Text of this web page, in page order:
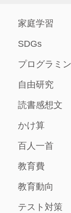
家庭学習
SDGs
プログラミ
自由研究
読書感想文
かけ算
百人一首
教育費
教育動向
テスト対策